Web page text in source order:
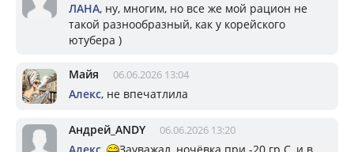
ЛАНА, ну, многим, но все же мой рацион не
такой разнообразный, как у корейского
ютубера )
Майя 06.06.2026 13:04
Алекс, не впечатлила
Андрей_ANDY 06.06.2026 13:20